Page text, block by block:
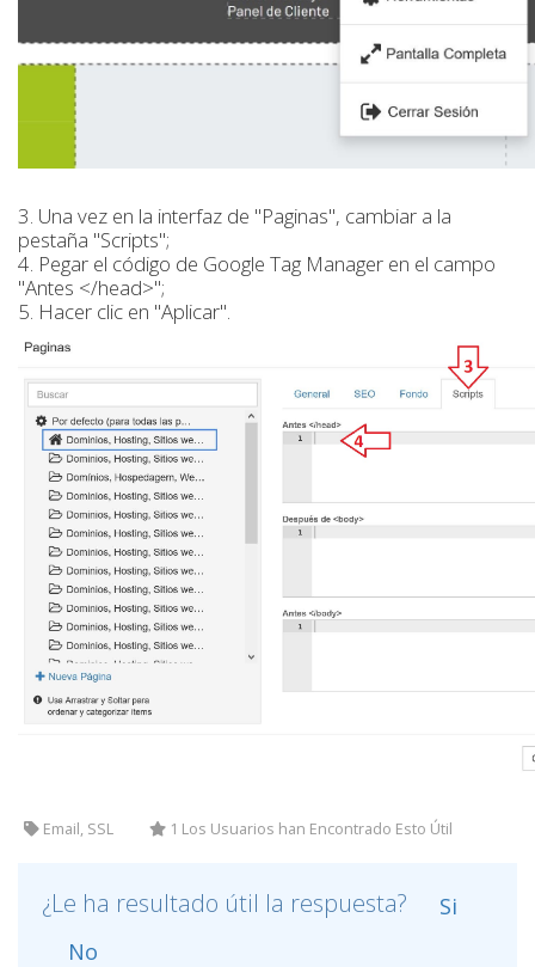
3. Una vez en la interfaz de "Paginas", cambiar a la
pestaña "Scripts";
4. Pegar el código de Google Tag Manager en el campo
"Antes </head>";
5. Hacer clic en "Aplicar".
Email, SSL 1 Los Usuarios han Encontrado Esto Útil
¿Le ha resultado útil la respuesta?
Si
No